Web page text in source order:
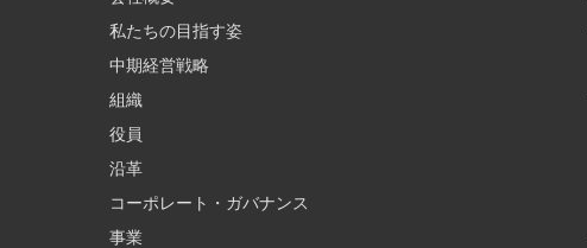
私たちの目指す姿
中期経営戦略
組織
役員
沿革
コーポレート・ガバナンス
事業